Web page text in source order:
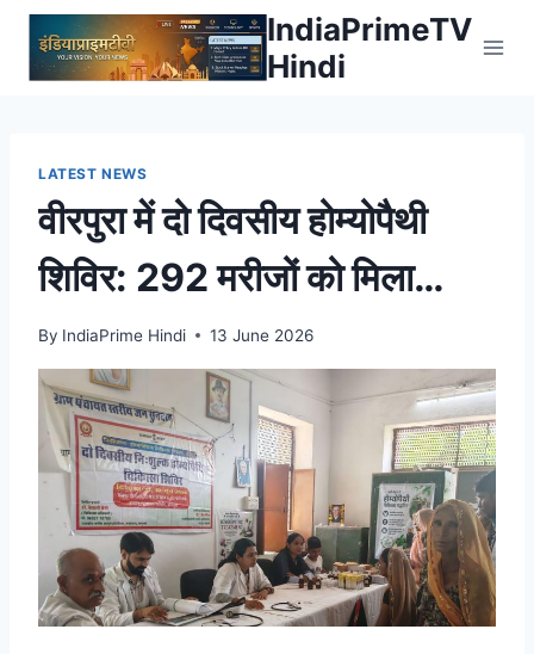
Skip
content
IndiaPrimeTV
Hindi
LATEST NEWS
वीरपुरा में दो दिवसीय होम्योपैथी
शिविर: 292 मरीजों को मिला
निशुल्क उपचार और परामर्श,
दवाइयां बांटी
By IndiaPrime Hindi 13 June 2026